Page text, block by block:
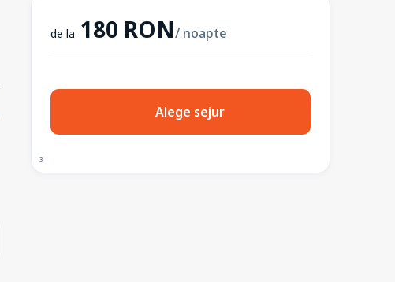
de la 180 RON/ noapte
Alege sejur
3